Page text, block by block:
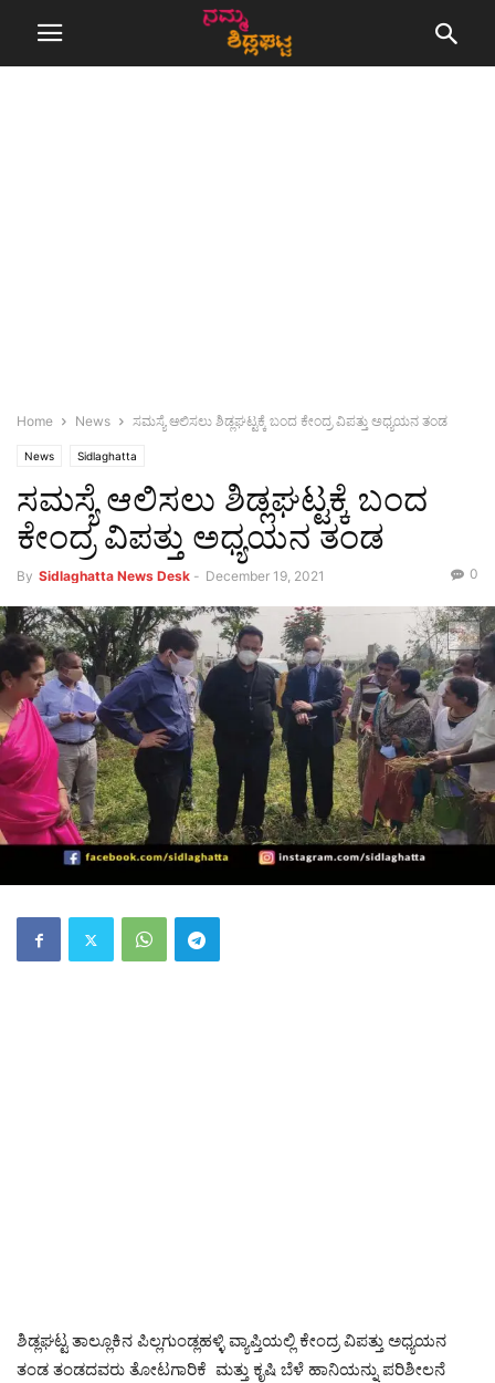
Home News ಸಮಸ್ಯೆ ಆಲಿಸಲು ಶಿಡ್ಲಘಟ್ಟಕ್ಕೆ ಬಂದ ಕೇಂದ್ರ ವಿಪತ್ತು ಅಧ್ಯಯನ ತಂಡ
News Sidlaghatta
ಸಮಸ್ಯೆ ಆಲಿಸಲು ಶಿಡ್ಲಘಟ್ಟಕ್ಕೆ ಬಂದ
ಕೇಂದ್ರ ವಿಪತ್ತು ಅಧ್ಯಯನ ತಂಡ
By Sidlaghatta News Desk - December 19, 2021 0
ಶಿಡ್ಲಘಟ್ಟ ತಾಲ್ಲೂಕಿನ ಪಿಲ್ಲಗುಂಡ್ಲಹಳ್ಳಿ ವ್ಯಾಪ್ತಿಯಲ್ಲಿ ಕೇಂದ್ರ ವಿಪತ್ತು ಅಧ್ಯಯನ
ತಂಡ ತಂಡದವರು ತೋಟಗಾರಿಕೆ ಮತ್ತು ಕೃಷಿ ಬೆಳೆ ಹಾನಿಯನ್ನು ಪರಿಶೀಲನೆ